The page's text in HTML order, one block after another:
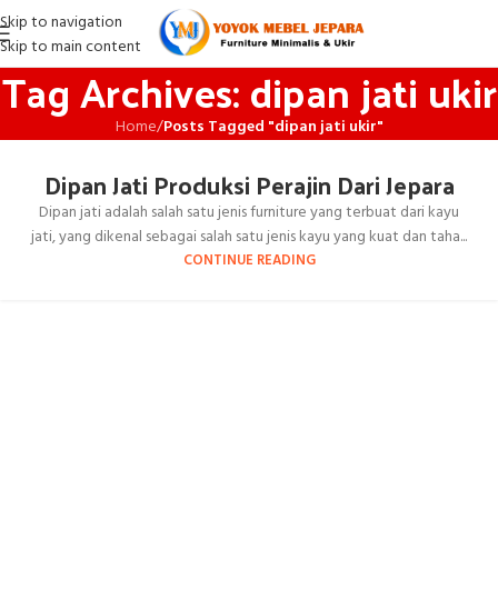
Skip to navigation
Skip to main content
Tag Archives: dipan jati ukir
Home/Posts Tagged "dipan jati ukir"
Dipan Jati Produksi Perajin Dari Jepara
Dipan jati adalah salah satu jenis furniture yang terbuat dari kayu
jati, yang dikenal sebagai salah satu jenis kayu yang kuat dan taha...
CONTINUE READING